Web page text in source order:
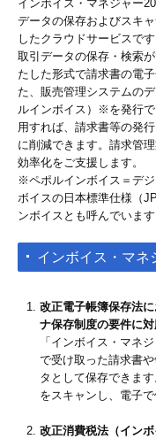
インボイス・マネジャー
データの保存およびスキ
したクラウドサービスで
取引データの保存・検索
たした形式で請求書の電
た、販売管理システムの
ルインボイス）※を発行
用すれば、請求書等の発
に削減できます。請求管
効率化をご支援します。
※ペポルインボイス＝デ
ボイスの日本標準仕様（
ンボイスとも呼んでいます
インボイス・マネ
改正電子帳簿保存法
ナ保存制度の要件に
「インボイス・マネ
で受け取った請求書
タとして保存できま
をスキャンし、電子
改正消費税法（イン